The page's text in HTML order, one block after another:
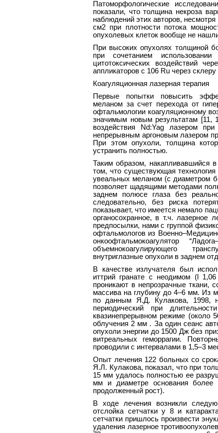
Патоморфологические
показали, что толщина некроза
наблюдений этих авторов,
см2 при плотности потока
опухолевых клеток вообще не
При высоких опухолях толщиной
при сочетанием
цитотоксических воздействий
аппликаторов с 106 Ru через склеру
Коагуляционная лазерная терапия
Первые попытки повысить
меланом за счет перехода от
офтальмологии коагуляционному
значимым новым результатам [11,
воздействия Nd:Yag лазером
непрерывным аргоновым лазером
При этом опухоли, толщина
устранить полностью.
Таким образом, накапливавшийся
том, что существующая
увеальных меланом (с диаметром
позволяет щадящими методами
заднем полюсе глаза без
следовательно, без риска
показывает, что имеется немало
органосохранное, в т.ч. лазерное
предпосылки, нами с группой
офтальмологов из
онкоофтальмокоагулятор
объемнокоагулирующего
внутриглазные опухоли в заднем
В качестве излучателя был
иттрий гранате с неодимом (l
проникают в непрозрачные ткани,
массива на глубину до 4–6 мм. Из
по данным Я.Д. Кулакова, 1998,
периодический при
квазинепрерывном режиме (около
облучения 2 мм . За один сеанс
опухоли энергии до 1500 Дж без
витреальных геморрагии.
проводили с интервалами в 1,5–3
Опыт лечения 122 больных со
Я.Л. Кулакова, показал, что при
15 мм удалось полностью ее
мм и диаметре основания
продолженный рост).
В ходе лечения возникли
отслойка сетчатки у 8 и
сетчатки пришлось произвести
удаления лазерное